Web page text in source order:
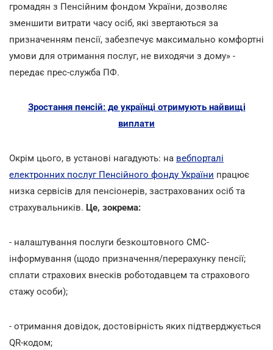
громадян з Пенсійним фондом України, дозволяє
зменшити витрати часу осіб, які звертаються за
призначенням пенсії, забезпечує максимально комфортні
умови для отримання послуг, не виходячи з дому» -
передає прес-служба ПФ.
Зростання пенсій: де українці отримують найвищі
виплати
Окрім цього, в установі нагадують: на вебпорталі
електронних послуг Пенсійного фонду України працює
низка сервісів для пенсіонерів, застрахованих осіб та
страхувальників. Це, зокрема:
- налаштування послуги безкоштовного СМС-
інформування (щодо призначення/перерахунку пенсії;
сплати страхових внесків роботодавцем та страхового
стажу особи);
- отримання довідок, достовірність яких підтверджується
QR-кодом;